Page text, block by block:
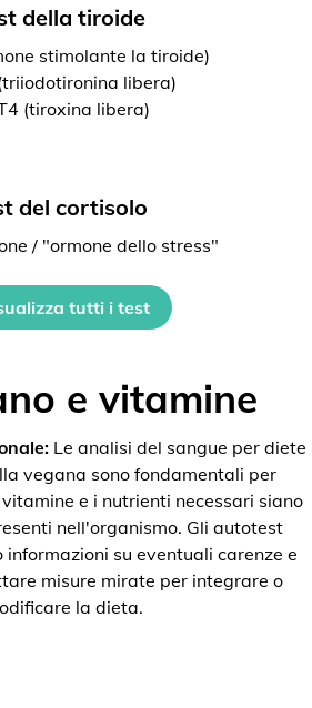
della tiroide
stimolante la tiroide)
libera)
(tiroxina libera)
del cortisolo
/ "ormone dello stress"
tutti i test
e vitamine
Le analisi del sangue per diete
vegana sono fondamentali per
e i nutrienti necessari siano
nell'organismo. Gli autotest
su eventuali carenze e
misure mirate per integrare o
la dieta.